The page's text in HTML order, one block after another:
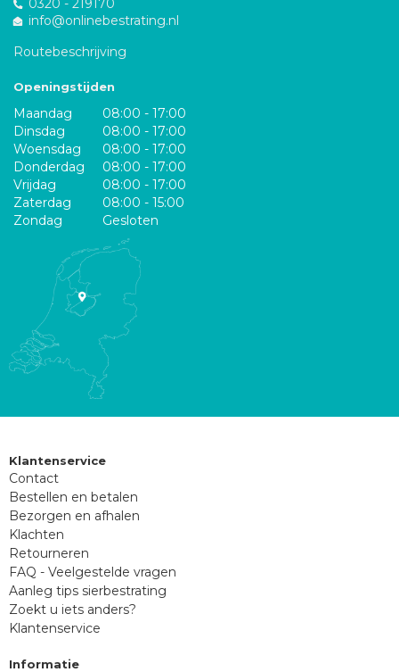
0320 - 219170
info@onlinebestrating.nl
Routebeschrijving
Openingstijden
Maandag
08:00 - 17:00
Dinsdag
08:00 - 17:00
Woensdag
08:00 - 17:00
Donderdag
08:00 - 17:00
Vrijdag
08:00 - 17:00
Zaterdag
08:00 - 15:00
Zondag
Gesloten
Klantenservice
Contact
Bestellen en betalen
Bezorgen en afhalen
Klachten
Retourneren
FAQ - Veelgestelde vragen
Aanleg tips sierbestrating
Zoekt u iets anders?
Klantenservice
Informatie